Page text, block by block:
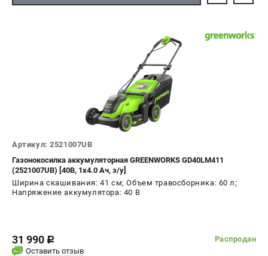
Артикул: 2521007UB
Газонокосилка аккумуляторная GREENWORKS GD40LM411
(2521007UB) [40В, 1х4.0 Ач, з/у]
Ширина скашивания: 41 см; Объем травосборника: 60 л;
Напряжение аккумулятора: 40 В
31 990 c
Распродан
Оставить отзыв